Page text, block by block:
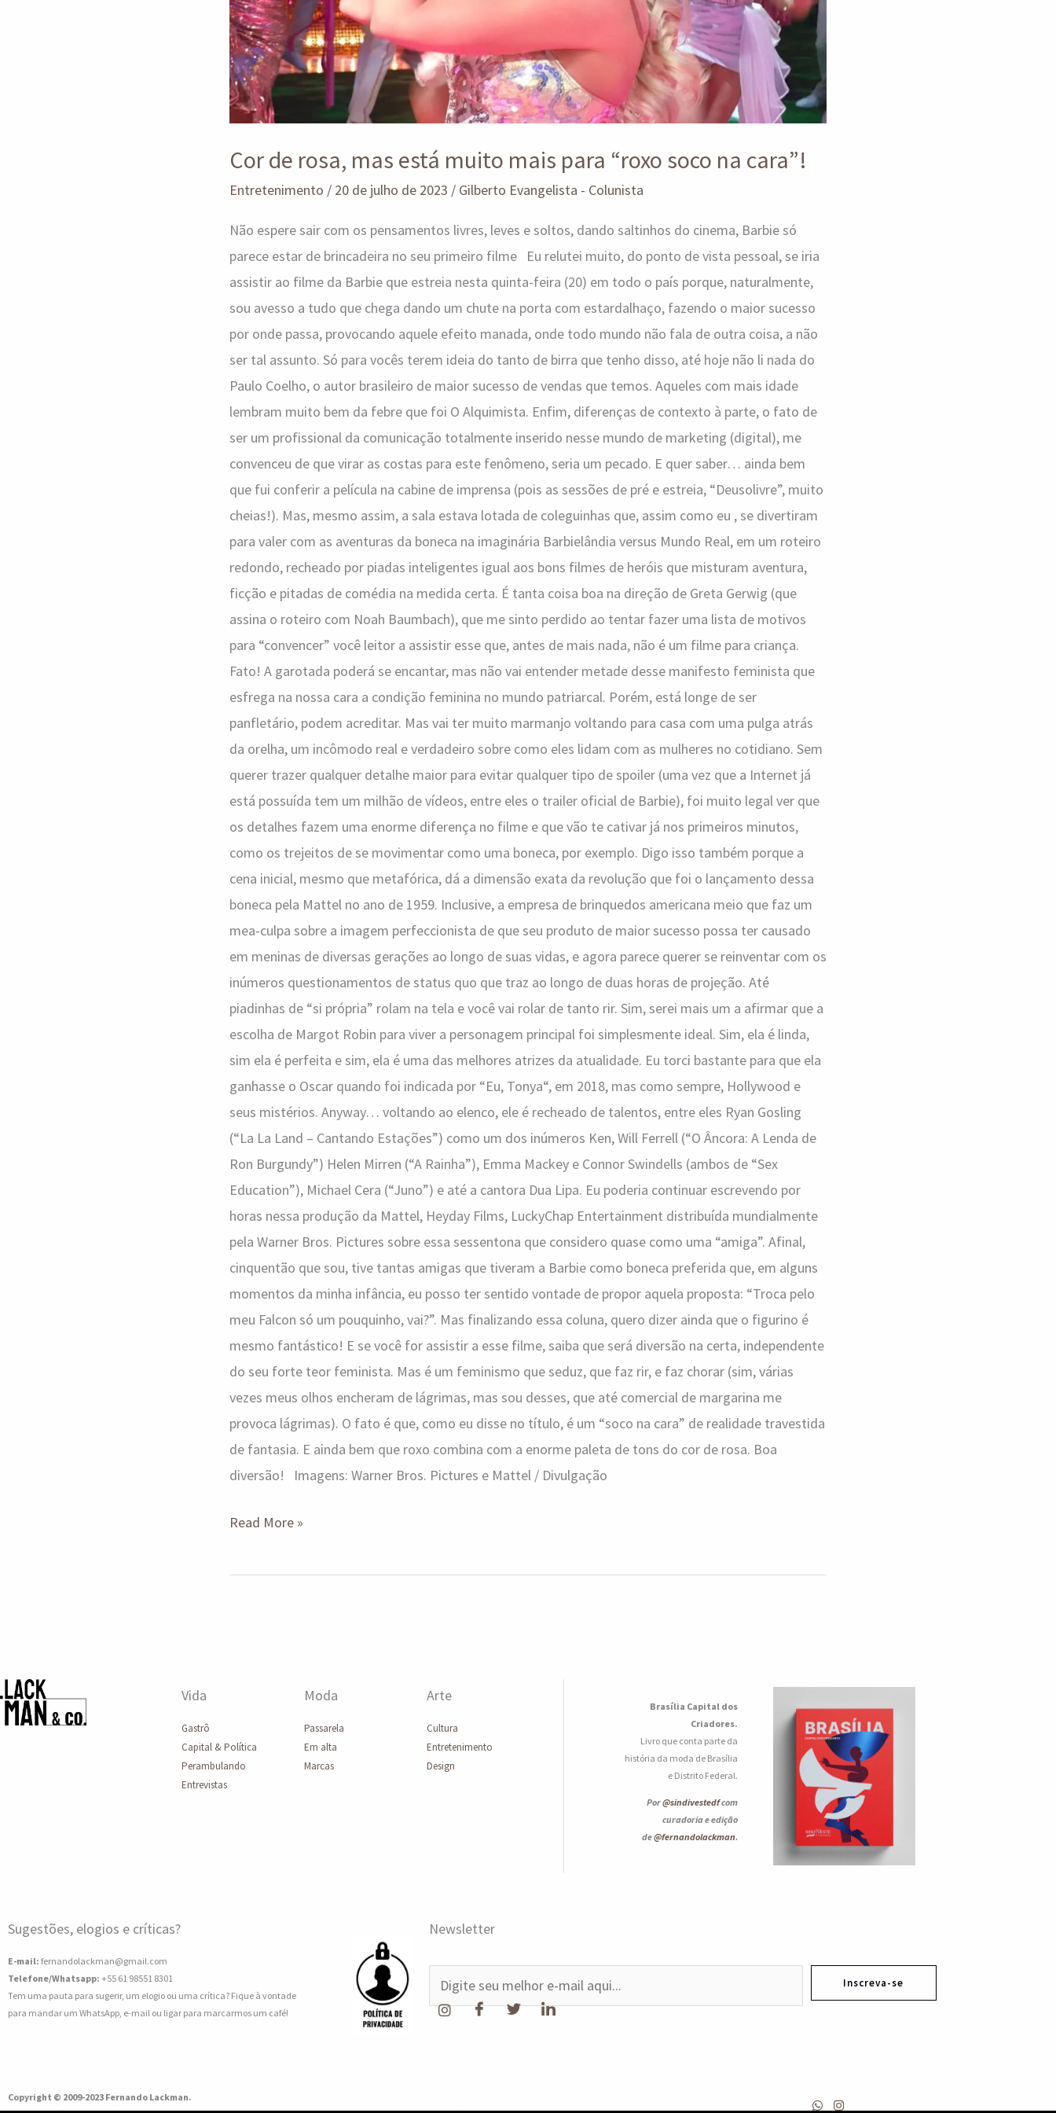
Cor de rosa, mas está muito mais para “roxo soco na cara”!
Entretenimento / 20 de julho de 2023 / Gilberto Evangelista - Colunista
Não espere sair com os pensamentos livres, leves e soltos, dando saltinhos do cinema, Barbie só
parece estar de brincadeira no seu primeiro filme Eu relutei muito, do ponto de vista pessoal, se iria
assistir ao filme da Barbie que estreia nesta quinta-feira (20) em todo o país porque, naturalmente,
sou avesso a tudo que chega dando um chute na porta com estardalhaço, fazendo o maior sucesso
por onde passa, provocando aquele efeito manada, onde todo mundo não fala de outra coisa, a não
ser tal assunto. Só para vocês terem ideia do tanto de birra que tenho disso, até hoje não li nada do
Paulo Coelho, o autor brasileiro de maior sucesso de vendas que temos. Aqueles com mais idade
lembram muito bem da febre que foi O Alquimista. Enfim, diferenças de contexto à parte, o fato de
ser um profissional da comunicação totalmente inserido nesse mundo de marketing (digital), me
convenceu de que virar as costas para este fenômeno, seria um pecado. E quer saber… ainda bem
que fui conferir a película na cabine de imprensa (pois as sessões de pré e estreia, “Deusolivre”, muito
cheias!). Mas, mesmo assim, a sala estava lotada de coleguinhas que, assim como eu , se divertiram
para valer com as aventuras da boneca na imaginária Barbielândia versus Mundo Real, em um roteiro
redondo, recheado por piadas inteligentes igual aos bons filmes de heróis que misturam aventura,
ficção e pitadas de comédia na medida certa. É tanta coisa boa na direção de Greta Gerwig (que
assina o roteiro com Noah Baumbach), que me sinto perdido ao tentar fazer uma lista de motivos
para “convencer” você leitor a assistir esse que, antes de mais nada, não é um filme para criança.
Fato! A garotada poderá se encantar, mas não vai entender metade desse manifesto feminista que
esfrega na nossa cara a condição feminina no mundo patriarcal. Porém, está longe de ser
panfletário, podem acreditar. Mas vai ter muito marmanjo voltando para casa com uma pulga atrás
da orelha, um incômodo real e verdadeiro sobre como eles lidam com as mulheres no cotidiano. Sem
querer trazer qualquer detalhe maior para evitar qualquer tipo de spoiler (uma vez que a Internet já
está possuída tem um milhão de vídeos, entre eles o trailer oficial de Barbie), foi muito legal ver que
os detalhes fazem uma enorme diferença no filme e que vão te cativar já nos primeiros minutos,
como os trejeitos de se movimentar como uma boneca, por exemplo. Digo isso também porque a
cena inicial, mesmo que metafórica, dá a dimensão exata da revolução que foi o lançamento dessa
boneca pela Mattel no ano de 1959. Inclusive, a empresa de brinquedos americana meio que faz um
mea-culpa sobre a imagem perfeccionista de que seu produto de maior sucesso possa ter causado
em meninas de diversas gerações ao longo de suas vidas, e agora parece querer se reinventar com os
inúmeros questionamentos de status quo que traz ao longo de duas horas de projeção. Até
piadinhas de “si própria” rolam na tela e você vai rolar de tanto rir. Sim, serei mais um a afirmar que a
escolha de Margot Robin para viver a personagem principal foi simplesmente ideal. Sim, ela é linda,
sim ela é perfeita e sim, ela é uma das melhores atrizes da atualidade. Eu torci bastante para que ela
ganhasse o Oscar quando foi indicada por “Eu, Tonya“, em 2018, mas como sempre, Hollywood e
seus mistérios. Anyway… voltando ao elenco, ele é recheado de talentos, entre eles Ryan Gosling
(“La La Land – Cantando Estações”) como um dos inúmeros Ken, Will Ferrell (“O Âncora: A Lenda de
Ron Burgundy”) Helen Mirren (“A Rainha”), Emma Mackey e Connor Swindells (ambos de “Sex
Education”), Michael Cera (“Juno”) e até a cantora Dua Lipa. Eu poderia continuar escrevendo por
horas nessa produção da Mattel, Heyday Films, LuckyChap Entertainment distribuída mundialmente
pela Warner Bros. Pictures sobre essa sessentona que considero quase como uma “amiga”. Afinal,
cinquentão que sou, tive tantas amigas que tiveram a Barbie como boneca preferida que, em alguns
momentos da minha infância, eu posso ter sentido vontade de propor aquela proposta: “Troca pelo
meu Falcon só um pouquinho, vai?”. Mas finalizando essa coluna, quero dizer ainda que o figurino é
mesmo fantástico! E se você for assistir a esse filme, saiba que será diversão na certa, independente
do seu forte teor feminista. Mas é um feminismo que seduz, que faz rir, e faz chorar (sim, várias
vezes meus olhos encheram de lágrimas, mas sou desses, que até comercial de margarina me
provoca lágrimas). O fato é que, como eu disse no título, é um “soco na cara” de realidade travestida
de fantasia. E ainda bem que roxo combina com a enorme paleta de tons do cor de rosa. Boa
diversão! Imagens: Warner Bros. Pictures e Mattel / Divulgação
“roxo
soco
na
cara”!
Read More »
Vida
Gastrô
Capital & Política
Perambulando
Entrevistas
Moda
Passarela
Em alta
Marcas
Arte
Cultura
Entretenimento
Design
Brasília Capital dos
Criadores.
Livro que conta parte da
história da moda de Brasília
e Distrito Federal.
Por@sindivestedfcom
curadoria e edição
de@fernandolackman.
Sugestões, elogios e críticas?
E-mail: fernandolackman@gmail.com
Telefone/Whatsapp: +55 61 98551 8301
Tem uma pauta para sugerir, um elogio ou uma crítica? Fique à vontade
para mandar um WhatsApp, e-mail ou ligar para marcarmos um café!
Newsletter
-
l
Inscreva-se
Copyright © 2009-2023 Fernando Lackman.